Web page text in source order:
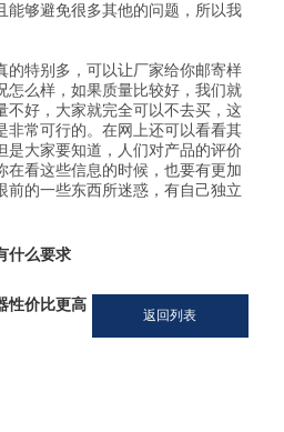
能够避免很多其他的问题，所以我
的特别多，可以让厂家给你邮寄样
怎么样，如果质量比较好，我们就
不好，大家就完全可以不去买，这
非常可行的。在网上还可以看看其
是大家要知道，人们对产品的评价
在看这些信息的时候，也要有更加
前的一些东西所迷惑，有自己独立
什么要求
性价比更高
返回列表